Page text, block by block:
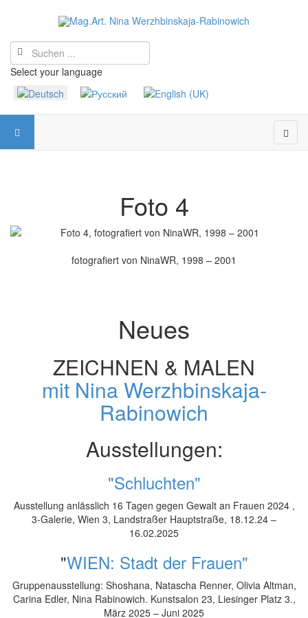
Select your language
Foto 4
fotografiert von NinaWR, 1998 – 2001
Neues
ZEICHNEN & MALEN
mit Nina Werzhbinskaja‐
Rabinowich
Ausstellungen:
"Schluchten"
Ausstellung anlässlich 16 Tagen gegen Gewalt an Frauen 2024 ,
3-Galerie, Wien 3, Landstraßer Hauptstraße, 18.12.24 –
16.02.2025
"WIEN: Stadt der Frauen"
Gruppenausstellung: Shoshana, Natascha Renner, Olivia Altman,
Carina Edler, Nina Rabinowich. Kunstsalon 23, Liesinger Platz 3.,
März 2025 – Juni 2025